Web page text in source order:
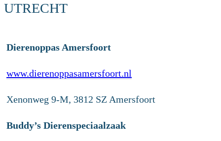
UTRECHT
Dierenoppas Amersfoort
www.dierenoppasamersfoort.nl
Xenonweg 9-M, 3812 SZ Amersfoort
Buddy’s Dierenspeciaalzaak